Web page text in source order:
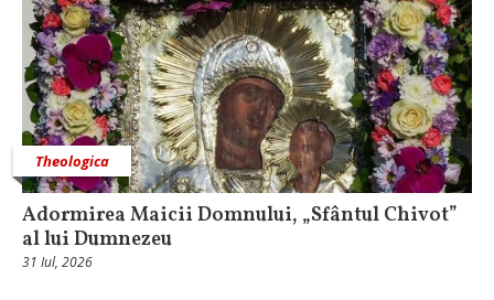
Theologica
Adormirea Maicii Domnului, „Sfântul Chivot”
al lui Dumnezeu
31 Iul, 2026